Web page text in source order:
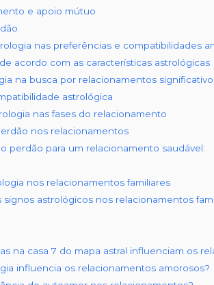
e apoio mútuo
nas preferências e compatibilidades
acordo com as características astrológicas
na busca por relacionamentos
astrológica
nas fases do relacionamento
nos relacionamentos
perdão para um relacionamento saudável:
nos relacionamentos familiares
signos astrológicos nos relacionamentos
na casa 7 do mapa astral influenciam os
influencia os relacionamentos amorosos?